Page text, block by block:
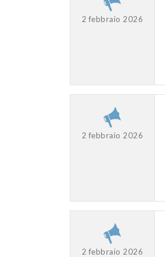
2 febbraio 2026
2 febbraio 2026
2 febbraio 2026